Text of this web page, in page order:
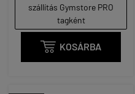
szállítás Gymstore PRO
tagként
 KOSÁRBA